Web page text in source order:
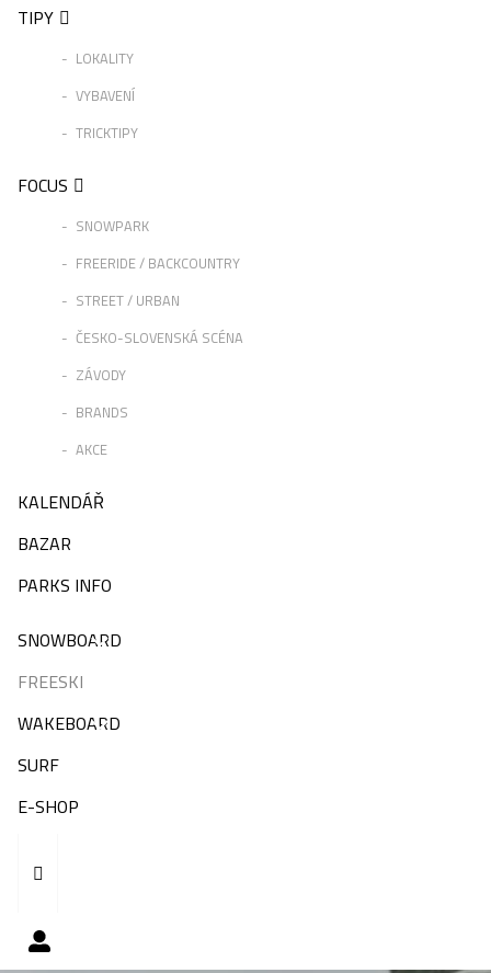
TIPY
LOKALITY
VYBAVENÍ
TRICKTIPY
FOCUS
SNOWPARK
FREERIDE / BACKCOUNTRY
STREET / URBAN
ČESKO-SLOVENSKÁ SCÉNA
ZÁVODY
BRANDS
AKCE
KALENDÁŘ
BAZAR
PARKS INFO
SNOWBOARD
FREESKI
WAKEBOARD
SURF
E-SHOP